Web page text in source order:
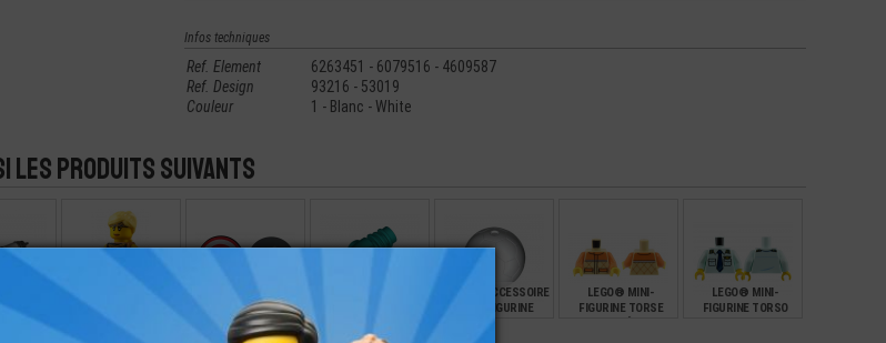
Infos techniques
Ref. Element
6263451 - 6079516 - 4609587
Ref. Design
93216 - 53019
Couleur
1 - Blanc - White
les produits suivants
LEGO® MINI-
MINI-FIGURINE
BOUCLIER MARVEL
LASER
LEGO® ACCESSOIRE
MINI-FIGURINE
BALLON
LEGO® MINI-
FIGURINE TORSE
LEGO® MINI-
FIGURINE TORSO